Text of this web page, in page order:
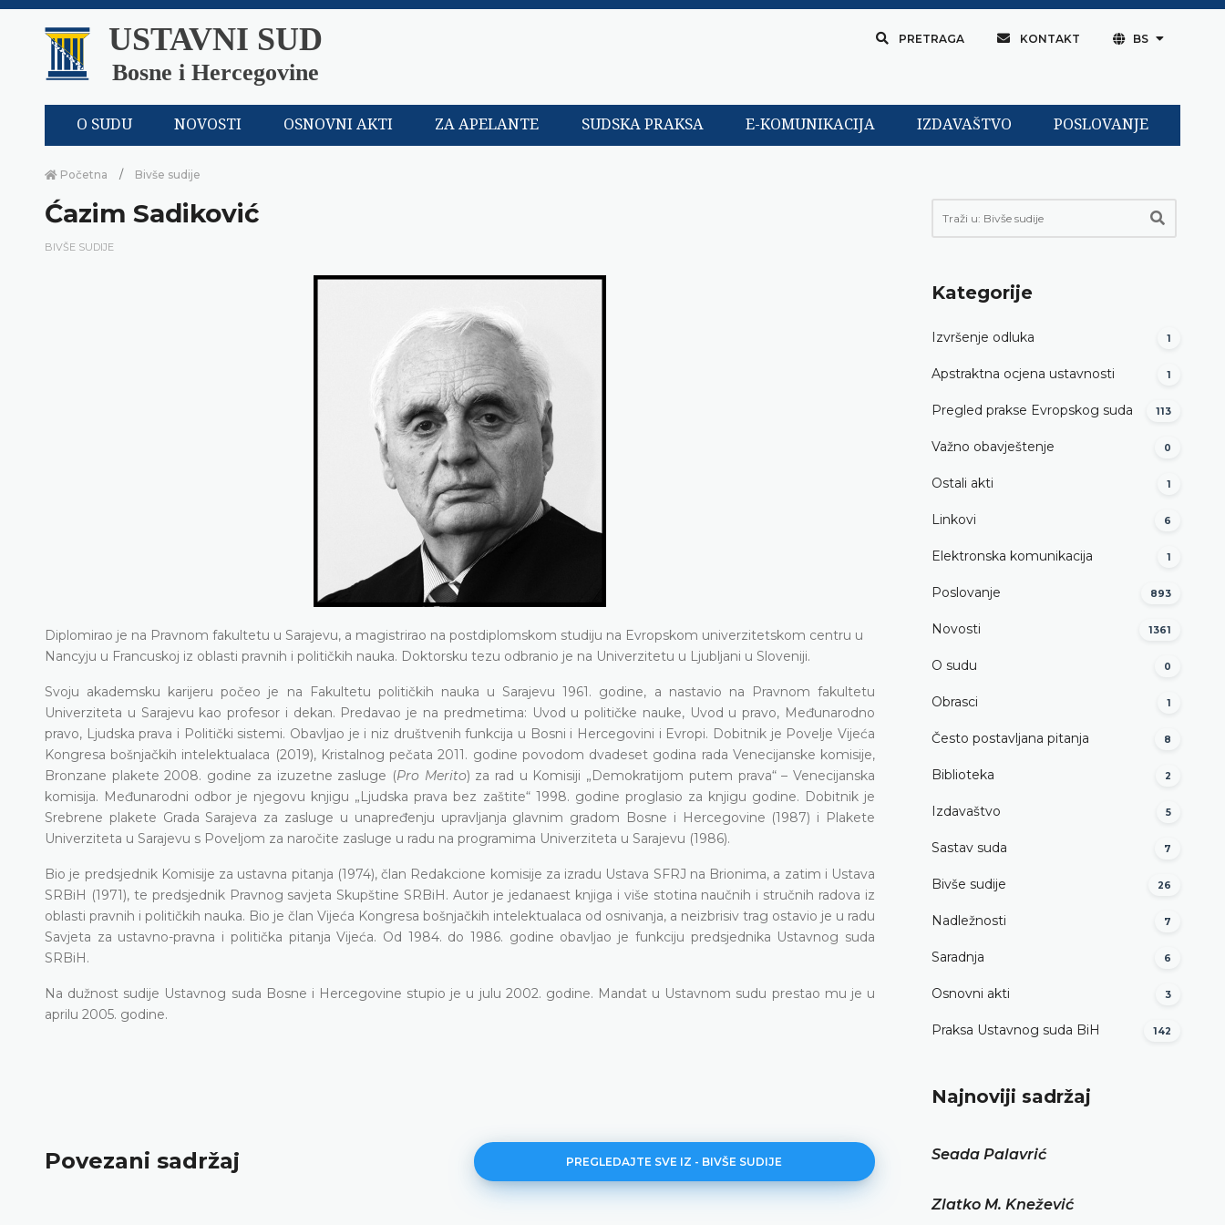
USTAVNI SUD
Bosne i Hercegovine
PRETRAGA KONTAKT BS
O SUDU NOVOSTI OSNOVNI AKTI ZA APELANTE SUDSKA PRAKSA E-KOMUNIKACIJA IZDAVAŠTVO POSLOVANJE
Početna Bivše sudije
Ćazim Sadiković
BIVŠE SUDIJE
Diplomirao je na Pravnom fakultetu u Sarajevu, a magistrirao na postdiplomskom studiju na Evropskom univerzitetskom centru u
Nancyju u Francuskoj iz oblasti pravnih i političkih nauka. Doktorsku tezu odbranio je na Univerzitetu u Ljubljani u Sloveniji.
Svoju akademsku karijeru počeo je na Fakultetu političkih nauka u Sarajevu 1961. godine, a nastavio na Pravnom fakultetu
Univerziteta u Sarajevu kao profesor i dekan. Predavao je na predmetima: Uvod u političke nauke, Uvod u pravo, Međunarodno
pravo, Ljudska prava i Politički sistemi. Obavljao je i niz društvenih funkcija u Bosni i Hercegovini i Evropi. Dobitnik je Povelje Vijeća
Kongresa bošnjačkih intelektualaca (2019), Kristalnog pečata 2011. godine povodom dvadeset godina rada Venecijanske komisije,
Bronzane plakete 2008. godine za izuzetne zasluge (Pro Merito) za rad u Komisiji „Demokratijom putem prava“ – Venecijanska
komisija. Međunarodni odbor je njegovu knjigu „Ljudska prava bez zaštite“ 1998. godine proglasio za knjigu godine. Dobitnik je
Srebrene plakete Grada Sarajeva za zasluge u unapređenju upravljanja glavnim gradom Bosne i Hercegovine (1987) i Plakete
Univerziteta u Sarajevu s Poveljom za naročite zasluge u radu na programima Univerziteta u Sarajevu (1986).
Bio je predsjednik Komisije za ustavna pitanja (1974), član Redakcione komisije za izradu Ustava SFRJ na Brionima, a zatim i Ustava
SRBiH (1971), te predsjednik Pravnog savjeta Skupštine SRBiH. Autor je jedanaest knjiga i više stotina naučnih i stručnih radova iz
oblasti pravnih i političkih nauka. Bio je član Vijeća Kongresa bošnjačkih intelektualaca od osnivanja, a neizbrisiv trag ostavio je u radu
Savjeta za ustavno-pravna i politička pitanja Vijeća. Od 1984. do 1986. godine obavljao je funkciju predsjednika Ustavnog suda
SRBiH.
Na dužnost sudije Ustavnog suda Bosne i Hercegovine stupio je u julu 2002. godine. Mandat u Ustavnom sudu prestao mu je u
aprilu 2005. godine.
Povezani sadržaj PREGLEDAJTE SVE IZ - BIVŠE SUDIJE
Kategorije
Izvršenje odluka 1
Apstraktna ocjena ustavnosti 1
Pregled prakse Evropskog suda 113
Važno obavještenje 0
Ostali akti 1
Linkovi 6
Elektronska komunikacija 1
Poslovanje 893
Novosti 1361
O sudu 0
Obrasci 1
Često postavljana pitanja 8
Biblioteka 2
Izdavaštvo 5
Sastav suda 7
Bivše sudije 26
Nadležnosti 7
Saradnja 6
Osnovni akti 3
Praksa Ustavnog suda BiH 142
Najnoviji sadržaj
Seada Palavrić
Zlatko M. Knežević